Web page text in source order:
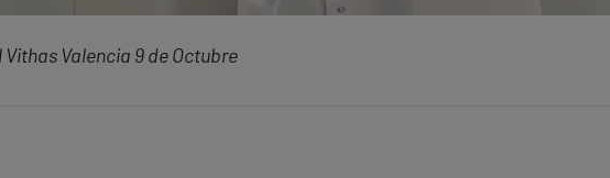
Valencia 9 de Octubre